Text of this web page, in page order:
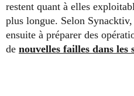
restent quant à elles
plus longue. Selon Synacktiv,
ensuite à préparer des
de nouvelles failles dans les